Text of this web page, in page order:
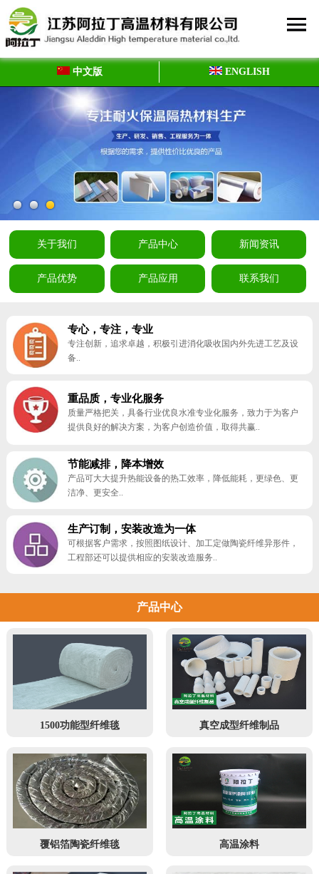
中文版 ENGLISH
关于我们 产品中心 新闻资讯
产品优势 产品应用 联系我们
专心，专注，专业
专注创新，追求卓越，积极引进消化吸收国内外先进工艺及设
备..
重品质，专业化服务
质量严格把关，具备行业优良水准专业化服务，致力于为客户
提供良好的解决方案，为客户创造价值，取得共赢..
节能减排，降本增效
产品可大大提升热能设备的热工效率，降低能耗，更绿色、更
洁净、更安全..
生产订制，安装改造为一体
可根据客户需求，按照图纸设计、加工定做陶瓷纤维异形件，
工程部还可以提供相应的安装改造服务..
产品中心
1500功能型纤维毯 真空成型纤维制品
覆铝箔陶瓷纤维毯 高温涂料